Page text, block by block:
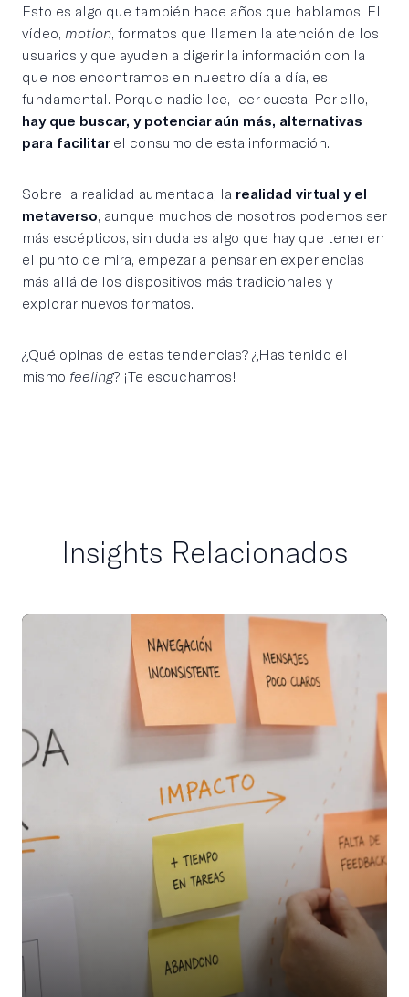
Esto es algo que también hace años que hablamos. El
vídeo, motion, formatos que llamen la atención de los
usuarios y que ayuden a digerir la información con la
que nos encontramos en nuestro día a día, es
fundamental. Porque nadie lee, leer cuesta. Por ello,
hay que buscar, y potenciar aún más, alternativas
para facilitar el consumo de esta información.
Sobre la realidad aumentada, la realidad virtual y el
metaverso, aunque muchos de nosotros podemos ser
más escépticos, sin duda es algo que hay que tener en
el punto de mira, empezar a pensar en experiencias
más allá de los dispositivos más tradicionales y
explorar nuevos formatos.
¿Qué opinas de estas tendencias? ¿Has tenido el
mismo feeling? ¡Te escuchamos!
Insights Relacionados